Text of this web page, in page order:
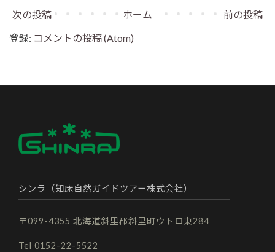
次の投稿 前の投稿
ホーム
登録: コメントの投稿 (Atom)
シンラ（知床自然ガイドツアー株式会社）
〒099-4355 北海道斜里郡斜里町ウトロ東284
Tel 0152-22-5522